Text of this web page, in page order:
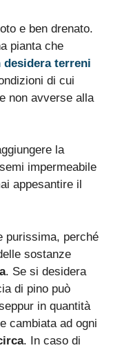
e ben drenato.
pianta che
desidera terreni
di cui
non avverse alla
la
impermeabile
appesantire il
purissima, perché
sostanze
. Se si desidera
di pino può
in quantità
cambiata ad ogni
. In caso di